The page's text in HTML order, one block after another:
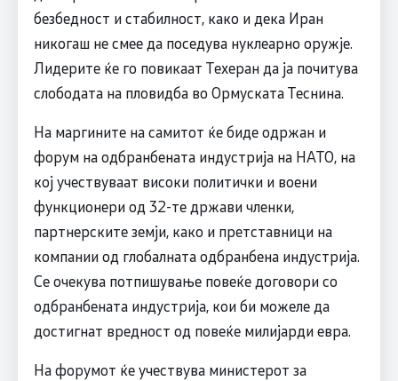
безбедност и стабилност, како и дека Иран
никогаш не смее да поседува нуклеарно оружје.
Лидерите ќе го повикаат Техеран да ја почитува
слободата на пловидба во Ормуската Теснина.
На маргините на самитот ќе биде одржан и
форум на одбранбената индустрија на НАТО, на
кој учествуваат високи политички и воени
функционери од 32-те држави членки,
партнерските земји, како и претставници на
компании од глобалната одбранбена индустрија.
Се очекува потпишување повеќе договори со
одбранбената индустрија, кои би можеле да
достигнат вредност од повеќе милијарди евра.
На форумот ќе учествува министерот за